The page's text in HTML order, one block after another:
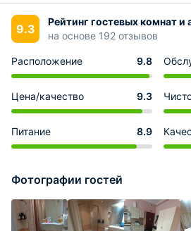
9.3
Рейтинг гостевых комнат и
на основе 192 отзывов
Расположение 9.8
Цена/качество 9.3
Питание 8.9
Фотографии гостей